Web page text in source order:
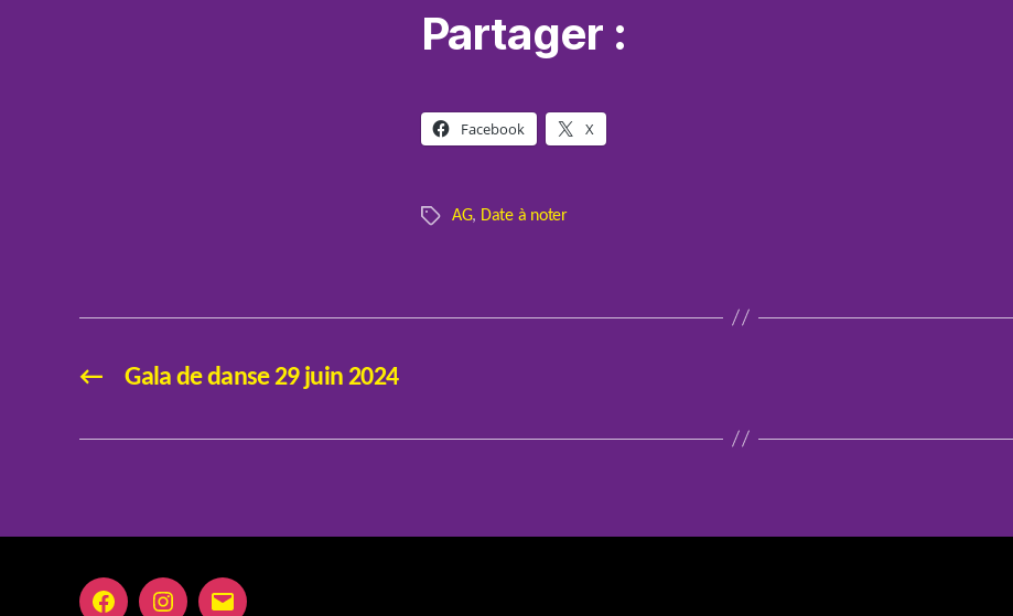
Partager :
Facebook X
Étiquettes
AG, Date à noter
← Gala de danse 29 juin 2024